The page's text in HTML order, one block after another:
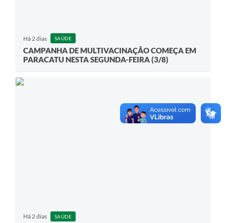
Há 2 dias SAÚDE
CAMPANHA DE MULTIVACINAÇÃO COMEÇA EM
PARACATU NESTA SEGUNDA-FEIRA (3/8)
Há 2 dias SAÚDE